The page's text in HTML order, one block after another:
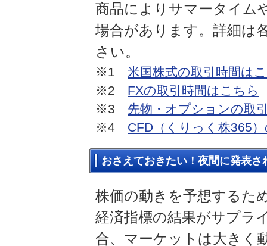
商品によりサマータイム
場合があります。詳細は
さい。
※1 米国株式の取引時間は
※2 FXの取引時間はこちら
※3 先物・オプションの取
※4 CFD（くりっく株365
おさえておきたい！夜間に発表さ
株価の動きを予想するた
経済指標の結果がサプラ
合、マーケットは大きく